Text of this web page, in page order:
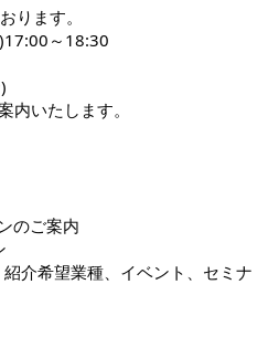
ります。
～18:30
内いたします。
のご案内
介希望業種、イベント、セミナ